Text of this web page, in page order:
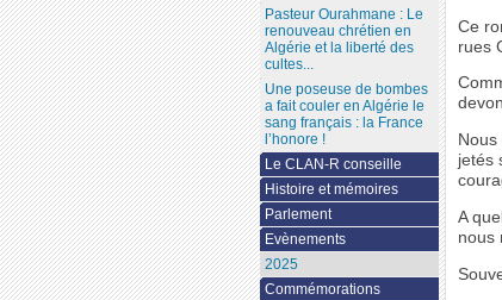
Ce
rues
jetés
A
nous
Pasteur Ourahmane : Le
renouveau chrétien en
Algérie et la liberté des
cultes...
Une poseuse de bombes
a fait couler en Algérie le
sang français : la France
l’honore !
Le CLAN-R conseille
Histoire et mémoires
Parlement
Evènements
2025
Commémorations